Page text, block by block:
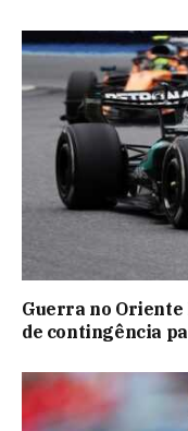
Guerra no
de contingência